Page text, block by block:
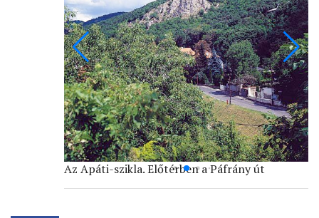
Az Apáti-szikla. Előtérben a Páfrány út